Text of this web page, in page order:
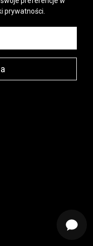
Kontakt
prywatności.